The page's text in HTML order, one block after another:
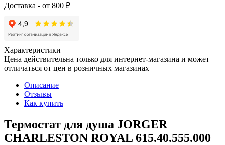
Доставка - от 800 ₽
Характеристики
Цена действительна только для интернет-магазина и может
отличаться от цен в розничных магазинах
Описание
Отзывы
Как купить
Термостат для душа JORGER
CHARLESTON ROYAL 615.40.555.000